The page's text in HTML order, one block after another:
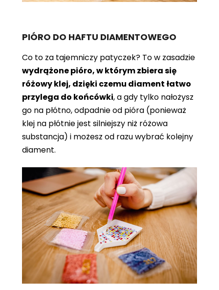
PIÓRO DO HAFTU DIAMENTOWEGO
Co to za tajemniczy patyczek? To w zasadzie
wydrążone pióro, w którym zbiera się
różowy klej, dzięki czemu diament łatwo
przylega do końcówki, a gdy tylko nałożysz
go na płótno, odpadnie od pióra (ponieważ
klej na płótnie jest silniejszy niż różowa
substancja) i możesz od razu wybrać kolejny
diament.